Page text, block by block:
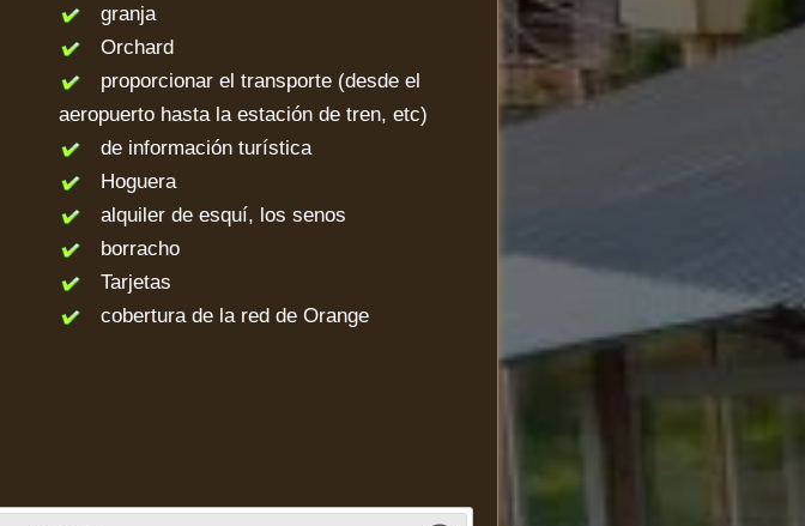
granja
Orchard
proporcionar el transporte (desde el
aeropuerto hasta la estación de tren, etc)
de información turística
Hoguera
alquiler de esquí, los senos
borracho
Tarjetas
cobertura de la red de Orange